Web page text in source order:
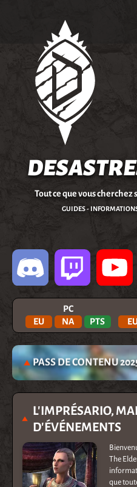
Tout ce que vous cherchez
GUIDES -
PC
EU
NA PTS
PASS DE CONTENU
L'IMPRÉSARIO,
D'ÉVÉNEMENTS
The
que